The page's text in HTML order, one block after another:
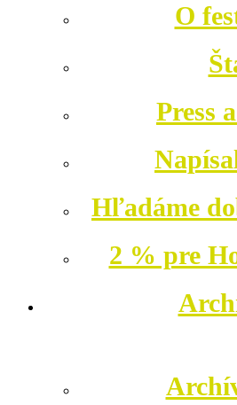
O
Press
Hľadáme
2 % pre